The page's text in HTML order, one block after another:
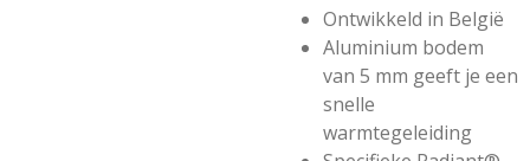
Ontwikkeld in België
Aluminium bodem
van 5 mm geeft je een
snelle
warmtegeleiding